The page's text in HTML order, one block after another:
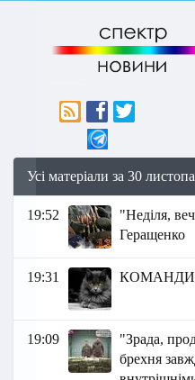
Усі матеріали за 30
19:52
"Неділя,
Геращенко
19:31
19:09
"Зрада,
брехня